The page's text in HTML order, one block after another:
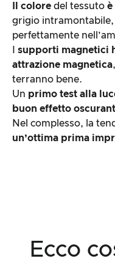
Il colore del tessuto è
grigio intramontabile,
perfettamente
supporti magnetici
attrazione magnetica
terranno bene.
Un primo test alla
buon effetto
Nel complesso, la
un’ottima prima
Ecco